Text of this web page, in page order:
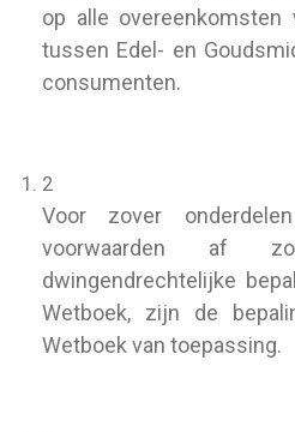
op alle
tussen Edel- en
consumenten.
2
Voor zover
voorwaarden af
dwingendrechtelijke
Wetboek, zijn de
Wetboek van toepassing.